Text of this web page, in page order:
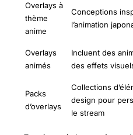
Overlays à
thème
anime
Conceptions
l’animation
Overlays
animés
Incluent des
des effets
Packs
d’overlays
Collections
design pour
le stream